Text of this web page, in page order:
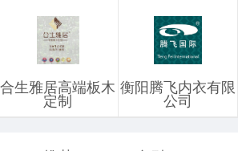
合生雅居高端板木
定制
衡阳腾飞内衣有限
公司